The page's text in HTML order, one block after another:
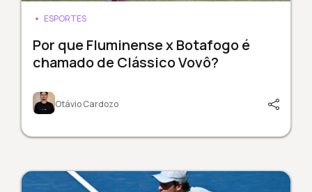
ESPORTES
Por que Fluminense x Botafogo é
chamado de Clássico Vovô?
Otávio Cardozo